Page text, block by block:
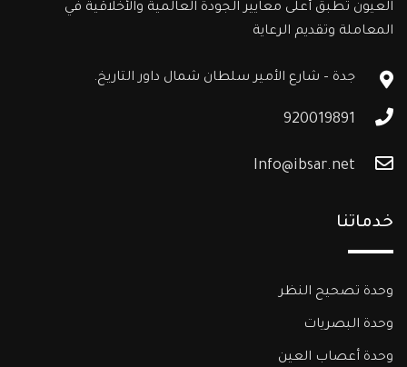
العيون تطبق أعلى معايير الجودة العالمية والأخلاقية في
المعاملة وتقديم الرعاية
جدة – شارع الأمير سلطان شمال داور التاريخ.
920019891
Info@ibsar.net
خدماتنا
وحدة تصحيح النظر
وحدة البصريات
وحدة أعصاب العين